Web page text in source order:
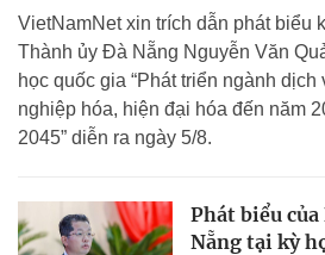
VietNamNet xin trích dẫn phát biểu
Thành ủy Đà Nẵng Nguyễn Văn
học quốc gia “Phát triển ngành
nghiệp hóa, hiện đại hóa đến năm
2045” diễn ra ngày 5/8.
Phát biểu
Nẵng tại kỳ